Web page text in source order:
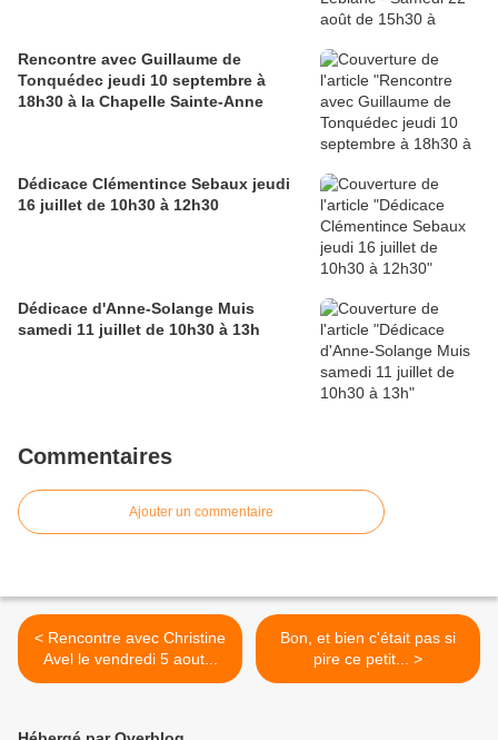
Rencontre avec Guillaume de
Tonquédec jeudi 10 septembre à
18h30 à la Chapelle Sainte-Anne
Dédicace Clémentince Sebaux jeudi
16 juillet de 10h30 à 12h30
Dédicace d'Anne-Solange Muis
samedi 11 juillet de 10h30 à 13h
Commentaires
Ajouter un commentaire
< Rencontre avec Christine
Avel le vendredi 5 aout...
Bon, et bien c'était pas si
pire ce petit... >